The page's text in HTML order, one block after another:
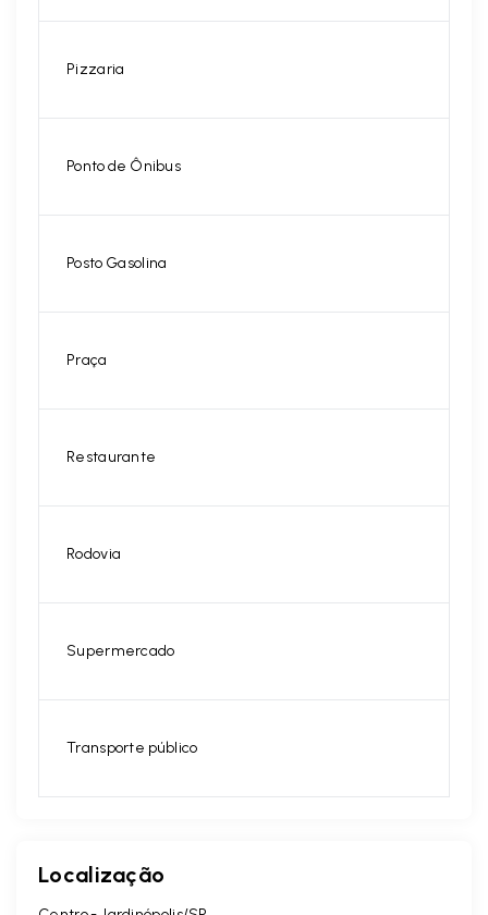
Pizzaria
Ponto de Ônibus
Posto Gasolina
Praça
Restaurante
Rodovia
Supermercado
Transporte público
Localização